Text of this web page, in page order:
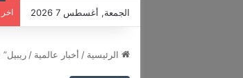
الجمعة, أغسطس 7 2026 اخر
الرئيسية / أخبار عالمية /